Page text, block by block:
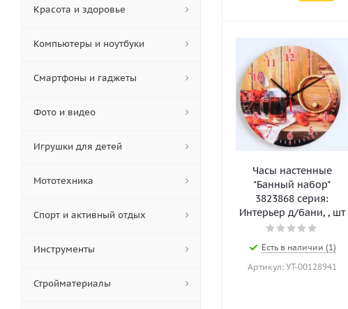
Часы настенные
"Банный набор"
3823868 серия:
Интерьер д/бани, , шт
Есть в наличии (1)
Артикул: УТ-00128941
Этажерка (
Красота и здоровье
Компьютеры и ноутбуки
Смартфоны и гаджеты
Фото и видео
Игрушки для детей
Мототехника
Спорт и активный отдых
Инструменты
Стройматериалы